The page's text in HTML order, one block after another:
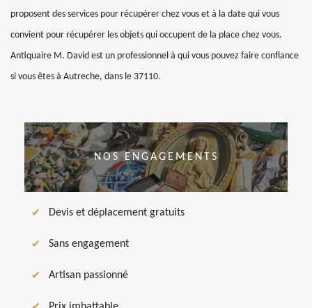
proposent des services pour récupérer chez vous et à la date qui vous
convient pour récupérer les objets qui occupent de la place chez vous.
Antiquaire M. David est un professionnel à qui vous pouvez faire confiance
si vous êtes à Autreche, dans le 37110.
NOS ENGAGEMENTS
Devis et déplacement gratuits
Sans engagement
Artisan passionné